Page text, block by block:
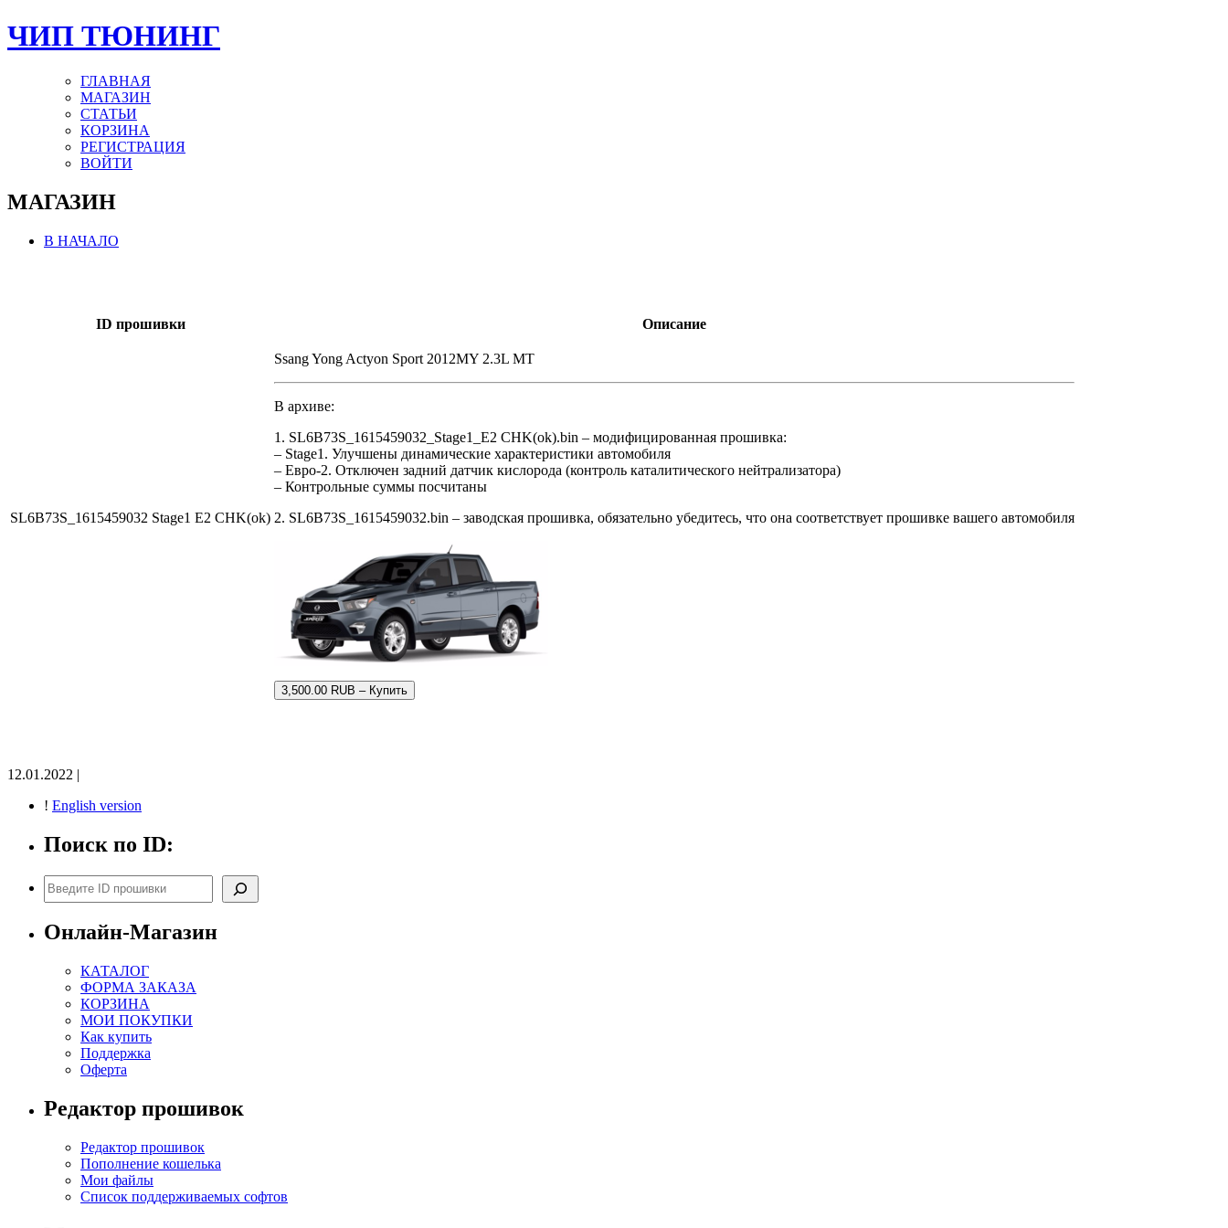
ЧИП ТЮНИНГ
ГЛАВНАЯ
МАГАЗИН
СТАТЬИ
КОРЗИНА
РЕГИСТРАЦИЯ
ВОЙТИ
МАГАЗИН
В НАЧАЛО
ID прошивки Описание
SL6B73S_1615459032 Stage1 E2 CHK(ok)
Ssang Yong Actyon Sport 2012MY 2.3L MT
В архиве:
1. SL6B73S_1615459032_Stage1_E2 CHK(ok).bin – модифицированная прошивка:
– Stage1. Улучшены динамические характеристики автомобиля
– Евро-2. Отключен задний датчик кислорода (контроль каталитического нейтрализатора)
– Контрольные суммы посчитаны
2. SL6B73S_1615459032.bin – заводская прошивка, обязательно убедитесь, что она соответствует прошивке вашего автомобиля
3,500.00 RUB – Купить
12.01.2022 |
! English version
Поиск по ID:
Поиск
Онлайн-Магазин
КАТАЛОГ
ФОРМА ЗАКАЗА
КОРЗИНА
МОИ ПОКУПКИ
Как купить
Поддержка
Оферта
Редактор прошивок
Редактор прошивок
Пополнение кошелька
Мои файлы
Список поддерживаемых софтов